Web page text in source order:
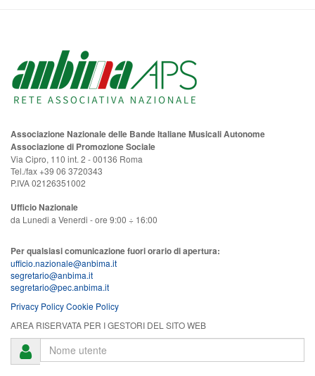
Associazione Nazionale delle Bande Italiane Musicali Autonome
Associazione di Promozione Sociale
Via Cipro, 110 int. 2 - 00136 Roma
Tel./fax +39 06 3720343
P.IVA 02126351002
Ufficio Nazionale
da Lunedi a Venerdi - ore 9:00 ÷ 16:00
Per qualsiasi comunicazione fuori orario di apertura:
ufficio.nazionale@anbima.it
segretario@anbima.it
segretario@pec.anbima.it
Privacy PolicyCookie Policy
AREA RISERVATA PER I GESTORI DEL SITO WEB